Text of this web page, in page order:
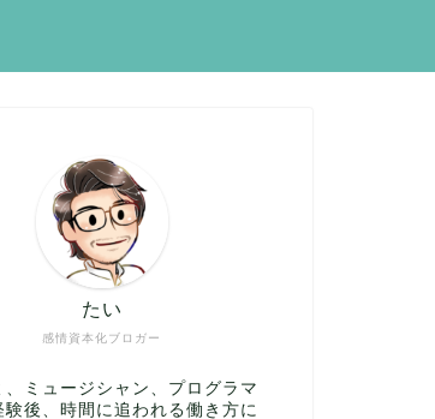
感情資本化ブロガー
たい
、ミュージシャン、プログラマ
験後、時間に追われる働き方に